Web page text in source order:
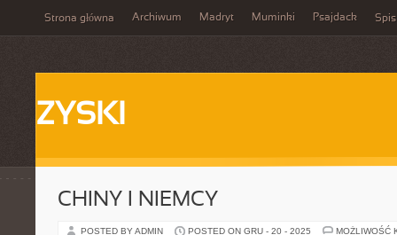
Strona główna Archiwum Madryt Muminki Psajdack Spis
ZYSKI
CHINY I NIEMCY
POSTED BY ADMIN POSTED ON GRU - 20 - 2025
MOŻLIWOŚĆ